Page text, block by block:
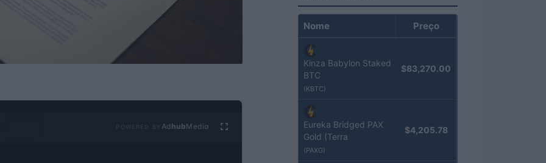
Ad hubMedia
Nome Preço
Kinza Babylon Staked
BTC
(KBTC)
$83,270.00
Eureka Bridged PAX
Gold (Terra
(PAXG)
$4,205.78